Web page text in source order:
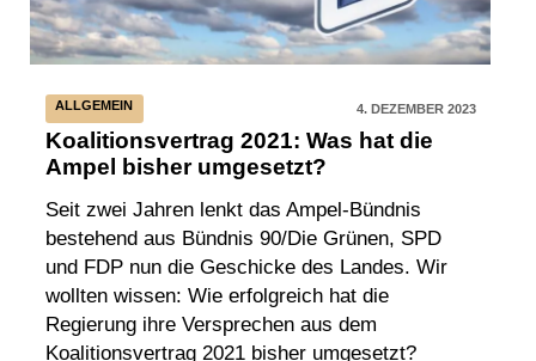
ALLGEMEIN 4. DEZEMBER 2023
Koalitionsvertrag 2021: Was hat die
Ampel bisher umgesetzt?
Seit zwei Jahren lenkt das Ampel-Bündnis
bestehend aus Bündnis 90/Die Grünen, SPD
und FDP nun die Geschicke des Landes. Wir
wollten wissen: Wie erfolgreich hat die
Regierung ihre Versprechen aus dem
Koalitionsvertrag 2021 bisher umgesetzt?